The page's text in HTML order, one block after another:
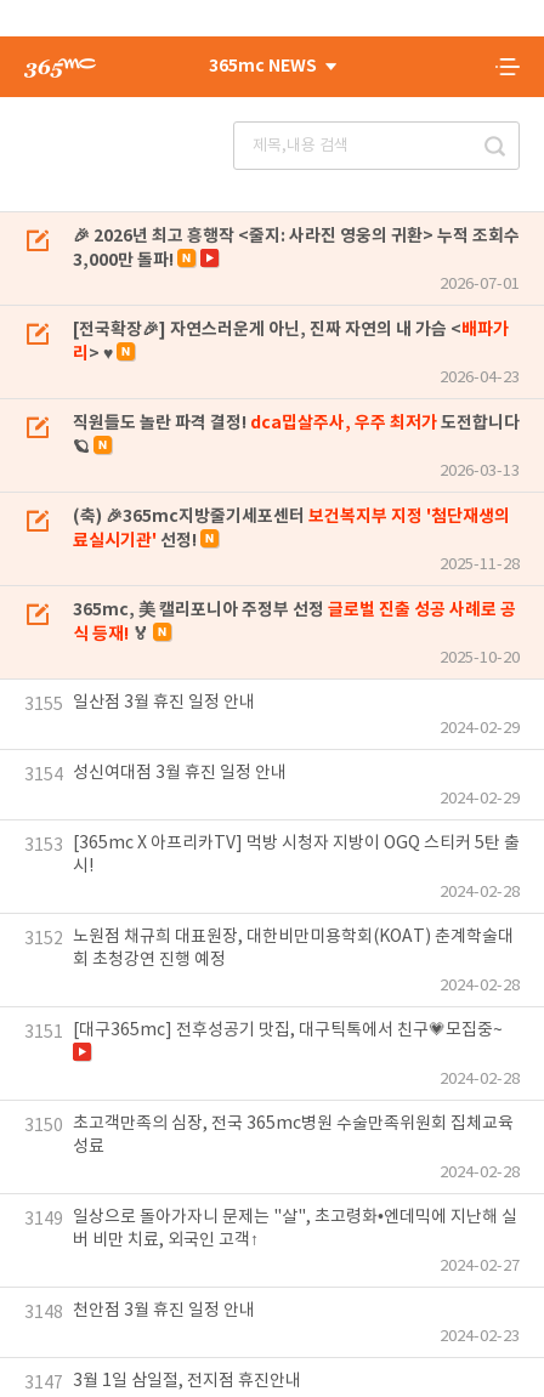
365mc NEWS
🎉 2026년 최고 흥행작 <줄지: 사라진 영웅의 귀환> 누적 조회수
3,000만 돌파!
2026-07-01
[전국확장🎉] 자연스러운게 아닌, 진짜 자연의 내 가슴 <배파가
리 > ♥
2026-04-23
직원들도 놀란 파격 결정! dca밉살주사, 우주 최저가도전합니다
🪐
2026-03-13
(축) 🎉365mc지방줄기세포센터 보건복지부 지정 '첨단재생의
료실시기관' 선정!
2025-11-28
365mc, 美 캘리포니아 주정부 선정 글로벌 진출 성공 사례로 공
식 등재! 🏅
2025-10-20
3155 일산점 3월 휴진 일정 안내
2024-02-29
3154 성신여대점 3월 휴진 일정 안내
2024-02-29
3153
[365mc X 아프리카TV] 먹방 시청자 지방이 OGQ 스티커 5탄 출
시!
2024-02-28
3152 노원점 채규희 대표원장, 대한비만미용학회(KOAT) 춘계학술대
회 초청강연 진행 예정
2024-02-28
3151 [대구365mc] 전후성공기 맛집, 대구틱톡에서 친구💗모집중~
2024-02-28
3150 초고객만족의 심장, 전국 365mc병원 수술만족위원회 집체교육
성료
2024-02-28
3149
일상으로 돌아가자니 문제는 "살", 초고령화•엔데믹에 지난해 실
버 비만 치료, 외국인 고객↑
2024-02-27
3148 천안점 3월 휴진 일정 안내
2024-02-23
3147 3월 1일 삼일절, 전지점 휴진안내